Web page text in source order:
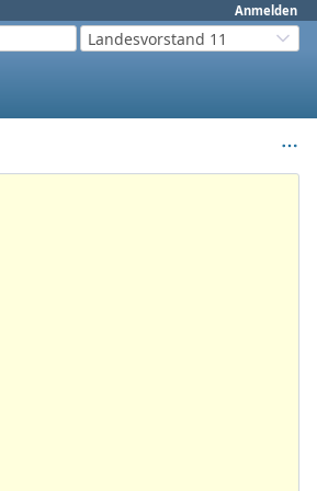
Anmelden
Landesvorstand 11